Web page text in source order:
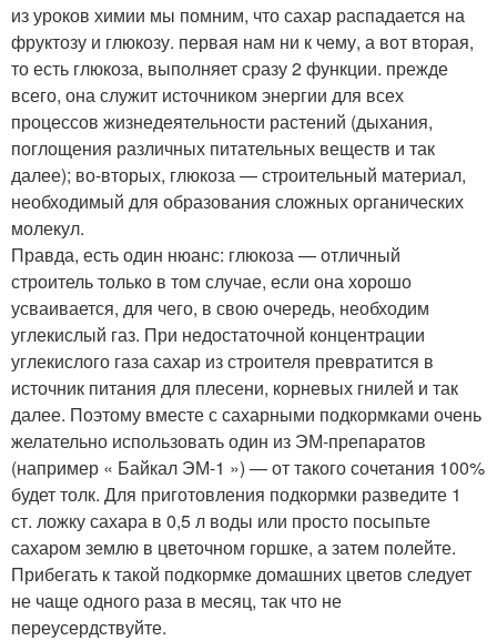
из уроков химии мы помним, что сахар распадается на
фруктозу и глюкозу. первая нам ни к чему, а вот вторая,
то есть глюкоза, выполняет сразу 2 функции. прежде
всего, она служит источником энергии для всех
процессов жизнедеятельности растений (дыхания,
поглощения различных питательных веществ и так
далее); во-вторых, глюкоза — строительный материал,
необходимый для образования сложных органических
молекул.
Правда, есть один нюанс: глюкоза — отличный
строитель только в том случае, если она хорошо
усваивается, для чего, в свою очередь, необходим
углекислый газ. При недостаточной концентрации
углекислого газа сахар из строителя превратится в
источник питания для плесени, корневых гнилей и так
далее. Поэтому вместе с сахарными подкормками очень
желательно использовать один из ЭМ-препаратов
(например « Байкал ЭМ-1 ») — от такого сочетания 100%
будет толк. Для приготовления подкормки разведите 1
ст. ложку сахара в 0,5 л воды или просто посыпьте
сахаром землю в цветочном горшке, а затем полейте.
Прибегать к такой подкормке домашних цветов следует
не чаще одного раза в месяц, так что не
переусердствуйте.